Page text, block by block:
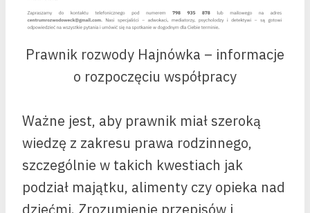
Prawnik rozwody Hajnówka – informacje
o rozpoczęciu współpracy
Ważne jest, aby prawnik miał szeroką
wiedzę z zakresu prawa rodzinnego,
szczególnie w takich kwestiach jak
podział majątku, alimenty czy opieka nad